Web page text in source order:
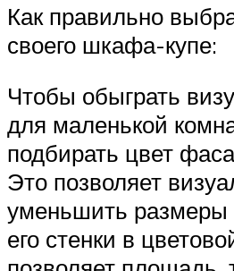
Как правильно
своего шкафа-купе:
Чтобы обыграть
для маленькой
подбирать цвет
Это позволяет
уменьшить
его стенки в